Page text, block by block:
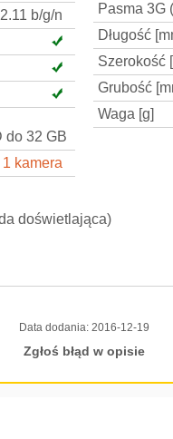
b/g/n
do 32 GB
1 kamera
Pasma 3G
Długość
Szerokość
Grubość
Waga [g]
doświetlająca)
Data dodania: 2016-12-19
Zgłoś błąd w opisie